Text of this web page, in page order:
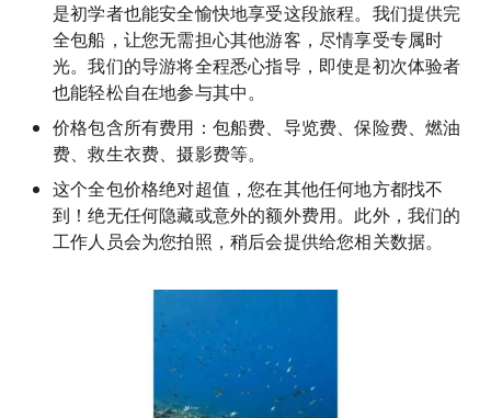
是初学者也能安全愉快地享受这段旅程。我们提供完
全包船，让您无需担心其他游客，尽情享受专属时
光。我们的导游将全程悉心指导，即使是初次体验者
也能轻松自在地参与其中。
价格包含所有费用：包船费、导览费、保险费、燃油
费、救生衣费、摄影费等。
这个全包价格绝对超值，您在其他任何地方都找不
到！绝无任何隐藏或意外的额外费用。此外，我们的
工作人员会为您拍照，稍后会提供给您相关数据。